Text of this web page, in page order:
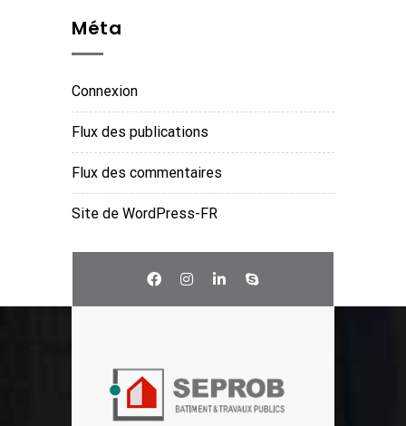
Méta
Connexion
Flux des publications
Flux des commentaires
Site de WordPress-FR